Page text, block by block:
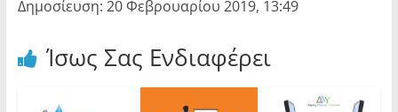
Δημοσίευση: 20 Φεβρουαρίου 2019, 13:49
Ίσως Σας Ενδιαφέρει